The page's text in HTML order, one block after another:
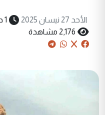
الأحد 27 نيسان 2025 1 دقيقة قراءة
2,176 مشاهدة